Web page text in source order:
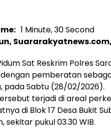
1 Minute, 30 Second
Suararakyatnews.com,
Sat Reskrim Polres
pemberatan
pada Sabtu (28/02/2026).
terjadi di areal
di Blok 17 Desa Bukit
sekitar pukul 03.30 WIB.